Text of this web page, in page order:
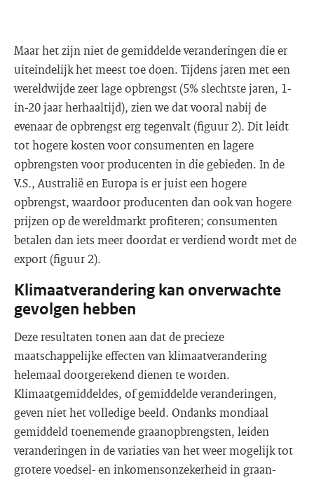
Maar het zijn niet de gemiddelde veranderingen die er
uiteindelijk het meest toe doen. Tijdens jaren met een
wereldwijde zeer lage opbrengst (5% slechtste jaren, 1-
in-20 jaar herhaaltijd), zien we dat vooral nabij de
evenaar de opbrengst erg tegenvalt (figuur 2). Dit leidt
tot hogere kosten voor consumenten en lagere
opbrengsten voor producenten in die gebieden. In de
V.S., Australië en Europa is er juist een hogere
opbrengst, waardoor producenten dan ook van hogere
prijzen op de wereldmarkt profiteren; consumenten
betalen dan iets meer doordat er verdiend wordt met de
export (figuur 2).
Klimaatverandering kan onverwachte
gevolgen hebben
Deze resultaten tonen aan dat de precieze
maatschappelijke effecten van klimaatverandering
helemaal doorgerekend dienen te worden.
Klimaatgemiddeldes, of gemiddelde veranderingen,
geven niet het volledige beeld. Ondanks mondiaal
gemiddeld toenemende graanopbrengsten, leiden
veranderingen in de variaties van het weer mogelijk tot
grotere voedsel- en inkomensonzekerheid in graan-